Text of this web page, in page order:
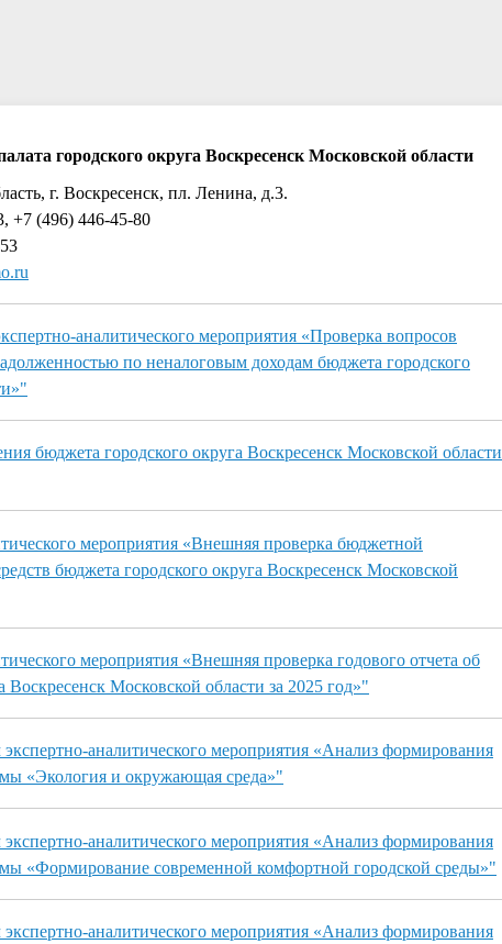
городского округа Воскресенск Московской области
г. Воскресенск, пл. Ленина, д.3.
+7 (496) 446-45-80
аналитического мероприятия «Проверка вопросов
по неналоговым доходам бюджета городского
бюджета городского округа Воскресенск Московской области
мероприятия «Внешняя проверка бюджетной
бюджета городского округа Воскресенск Московской
мероприятия «Внешняя проверка годового отчета об
Московской области за 2025 год»"
аналитического мероприятия «Анализ формирования
«Экология и окружающая среда»"
аналитического мероприятия «Анализ формирования
«Формирование современной комфортной городской среды»"
аналитического мероприятия «Анализ формирования